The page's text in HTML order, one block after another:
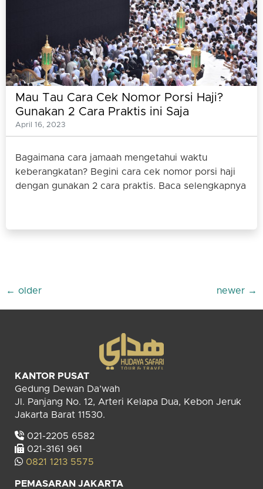
Mau Tau Cara Cek Nomor Porsi Haji?
Gunakan 2 Cara Praktis ini Saja
April 16, 2023
Bagaimana cara jamaah mengetahui waktu
keberangkatan? Begini cara cek nomor porsi haji
dengan gunakan 2 cara praktis. Baca selengkapnya
← older newer →
KANTOR PUSAT
Gedung Dewan Da’wah
Jl. Panjang No. 12, Arteri Kelapa Dua, Kebon Jeruk
Jakarta Barat 11530.
021-2205 6582
021-3161 961
0821 1213 5575
PEMASARAN JAKARTA